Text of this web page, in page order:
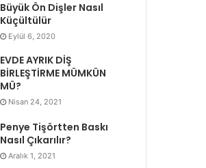
Büyük Ön Dişler Nasıl
Küçültülür
Eylül 6, 2020
EVDE AYRIK DİŞ
BİRLEŞTİRME MÜMKÜN
MÜ?
Nisan 24, 2021
Penye Tişörtten Baskı
Nasıl Çıkarılır?
Aralık 1, 2021